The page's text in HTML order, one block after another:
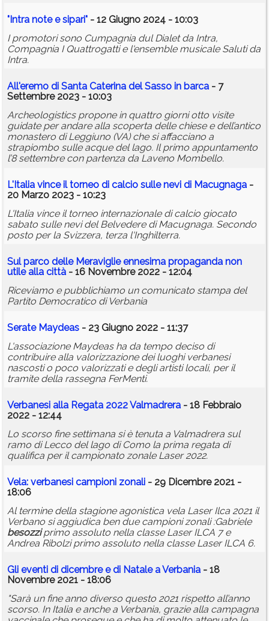
"Intra note e sipari" - 12 Giugno 2024 - 10:03
I promotori sono Cumpagnia dul Dialet da Intra,
Compagnia I Quattrogatti e l'ensemble musicale Saluti da
Intra.
All'eremo di Santa Caterina del Sasso in barca - 7
Settembre 2023 - 10:03
Archeologistics propone in quattro giorni otto visite
guidate per andare alla scoperta delle chiese e dell’antico
monastero di Leggiuno (VA) che si affacciano a
strapiombo sulle acque del lago. Il primo appuntamento
l’8 settembre con partenza da Laveno Mombello.
L'Italia vince il torneo di calcio sulle nevi di Macugnaga -
20 Marzo 2023 - 10:23
L'Italia vince il torneo internazionale di calcio giocato
sabato sulle nevi del Belvedere di Macugnaga. Secondo
posto per la Svizzera, terza l'Inghilterra.
Sul parco delle Meraviglie ennesima propaganda non
utile alla città - 16 Novembre 2022 - 12:04
Riceviamo e pubblichiamo un comunicato stampa del
Partito Democratico di Verbania
Serate Maydeas - 23 Giugno 2022 - 11:37
L'associazione Maydeas ha da tempo deciso di
contribuire alla valorizzazione dei luoghi verbanesi
nascosti o poco valorizzati e degli artisti locali, per il
tramite della rassegna FerMenti.
Verbanesi alla Regata 2022 Valmadrera - 18 Febbraio
2022 - 12:44
Lo scorso fine settimana si è tenuta a Valmadrera sul
ramo di Lecco del lago di Como la prima regata di
qualifica per il campionato zonale Laser 2022.
Vela: verbanesi campioni zonali - 29 Dicembre 2021 -
18:06
Al termine della stagione agonistica vela Laser Ilca 2021 il
Verbano si aggiudica ben due campioni zonali :Gabriele
besozziprimo assoluto nella classe Laser ILCA 7 e
Andrea Ribolzi primo assoluto nella classe Laser ILCA 6.
Gli eventi di dicembre e di Natale a Verbania - 18
Novembre 2021 - 18:06
"Sarà un fine anno diverso questo 2021 rispetto all’anno
scorso. In Italia e anche a Verbania, grazie alla campagna